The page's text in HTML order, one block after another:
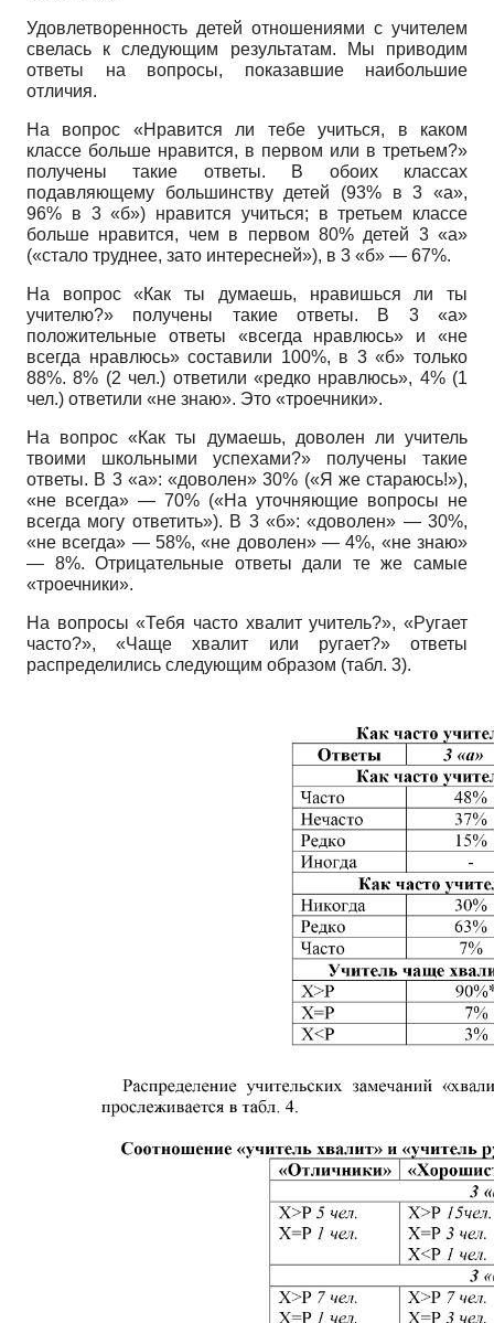
Удовлетворенность детей отношениями с учителем
свелась к следующим результатам. Мы приводим
ответы на вопросы, показавшие наибольшие
отличия.
На вопрос «Нравится ли тебе учиться, в каком
классе больше нравится, в первом или в третьем?»
получены такие ответы. В обоих классах
подавляющему большинству детей (93% в 3 «а»,
96% в 3 «б») нравится учиться; в третьем классе
больше нравится, чем в первом 80% детей 3 «а»
(«стало труднее, зато интересней»), в 3 «б» — 67%.
На вопрос «Как ты думаешь, нравишься ли ты
учителю?» получены такие ответы. В 3 «а»
положительные ответы «всегда нравлюсь» и «не
всегда нравлюсь» составили 100%, в 3 «б» только
88%. 8% (2 чел.) ответили «редко нравлюсь», 4% (1
чел.) ответили «не знаю». Это «троечники».
На вопрос «Как ты думаешь, доволен ли учитель
твоими школьными успехами?» получены такие
ответы. В 3 «а»: «доволен» 30% («Я же стараюсь!»),
«не всегда» — 70% («На уточняющие вопросы не
всегда могу ответить»). В 3 «б»: «доволен» — 30%,
«не всегда» — 58%, «не доволен» — 4%, «не знаю»
— 8%. Отрицательные ответы дали те же самые
«троечники».
На вопросы «Тебя часто хвалит учитель?», «Ругает
часто?», «Чаще хвалит или ругает?» ответы
распределились следующим образом (табл. 3).